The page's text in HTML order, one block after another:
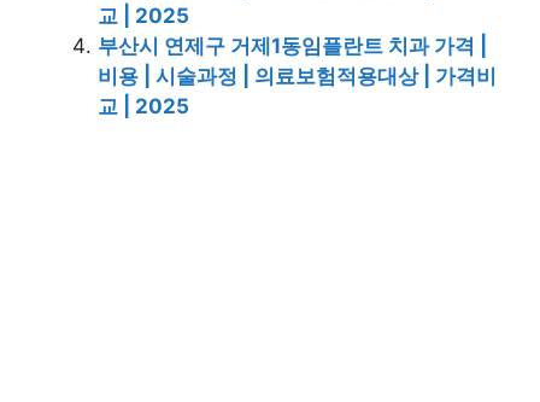
교 | 2025
부산시 연제구 거제1동임플란트 치과 가격 |
비용 | 시술과정 | 의료보험적용대상 | 가격비
교 | 2025